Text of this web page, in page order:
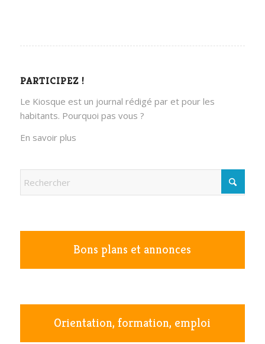
PARTICIPEZ !
Le Kiosque est un journal rédigé par et pour les
habitants. Pourquoi pas vous ?
En savoir plus
Bons plans et annonces
Orientation, formation, emploi